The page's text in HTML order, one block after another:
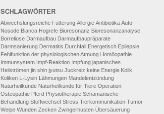
SCHLAGWÖRTER
Abwechslungsreiche Fütterung Allergie Antibiotika Auto-
Nosode Bianca Hogrefe Bioresonanz Bioresonanzanalyse
Borreliose Darmaufbau Darmaufbaupräparate
Darmsanierung Dermatitis Durchfall Energetisch Epilepsie
Fehlfunktion der physiologischen Atmung Homöopathie
Immunsystem Impf-Reaktion Impfung japanisches
Heilströmen jin shin jyutsu Juckreiz keine Energie Kolik
Koliken L-Lysin Lähmungen Mandelentzündung
Naturheilkunde Naturheilkunde für Tiere Operation
Osteopathie Pferd Physiotherapie Schamanische
Behandlung Stoffwechsel Stress Tierkommunikation Tumor
Welpe Wunden Zecken Zwingerhusten Übersäuerung